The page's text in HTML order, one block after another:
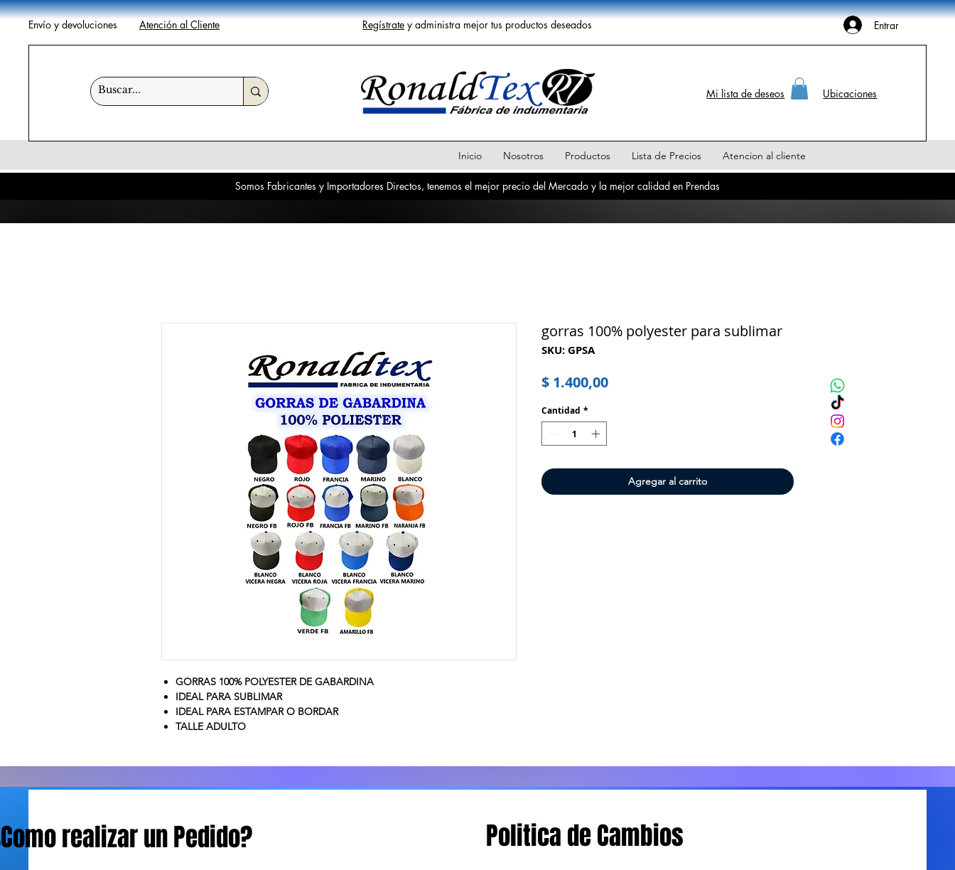
Envío y devoluciones Atención al Cliente Regístrate y administra mejor tus productos deseados Entrar
Inicio Nosotros Productos Lista de Precios Atencion al cliente
Mi lista de deseos Ubicaciones
Somos Fabricantes y Importadores Directos, tenemos el mejor precio del Mercado y la mejor calidad en Prendas
GORRAS 100% POLYESTER DE GABARDINA
IDEAL PARA SUBLIMAR
IDEAL PARA ESTAMPAR O BORDAR
TALLE ADULTO
gorras 100% polyester para sublimar
SKU: GPSA
$ 1.400,00Precio
Cantidad *
Agregar al carrito
realizar un Pedido? Politica de Cambios